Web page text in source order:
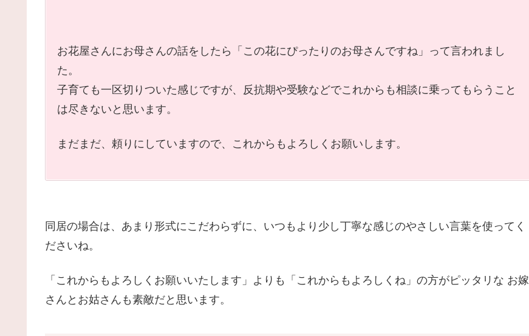
お花屋さんにお母さんの話をしたら「この花にぴったりのお母さんですね」って言われまし
た。
子育ても一区切りついた感じですが、反抗期や受験などでこれからも相談に乗ってもらうこと
は尽きないと思います。
まだまだ、頼りにしていますので、これからもよろしくお願いします。
同居の場合は、あまり形式にこだわらずに、いつもより少し丁寧な感じのやさしい言葉を使ってく
ださいね。
「これからもよろしくお願いいたします」よりも「これからもよろしくね」の方がピッタリな お嫁
さんとお姑さんも素敵だと思います。